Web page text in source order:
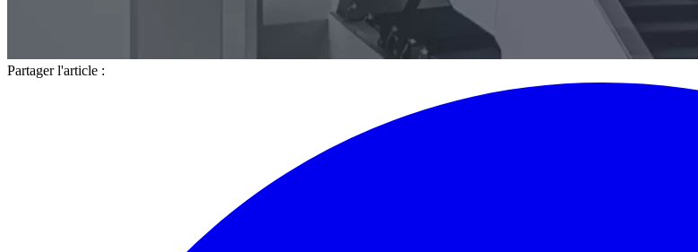
Partager l'article :